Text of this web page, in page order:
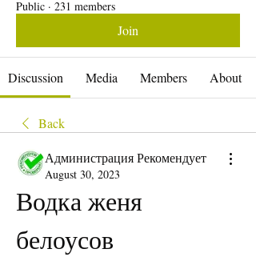
Public · 231 members
Join
Discussion Media Members About
Back
Администрация Рекомендует
August 30, 2023
Водка женя
белоусов